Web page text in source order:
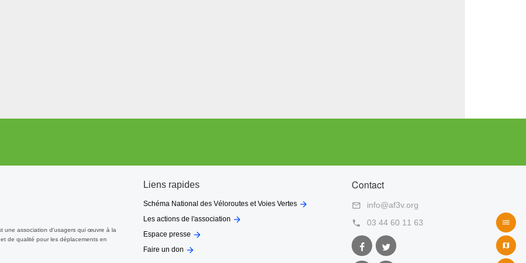
bornes).


une association d'usagers qui œuvre à la
de qualité pour les déplacements en
Liens rapides
Schéma National des Véloroutes et Voies Vertes 
Les actions de l'association 
Espace presse 
Faire un don 
Contact

info@af3v.org

03 44 60 11 63
Facebook
AF3V
Twitter
AF3V